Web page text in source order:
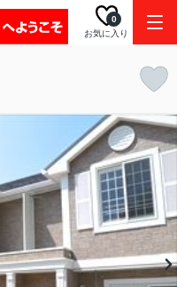
お気に入り
0